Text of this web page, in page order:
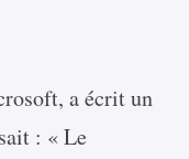
a écrit un
: « Le